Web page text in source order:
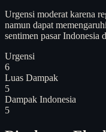
Urgensi moderat karena
namun dapat
sentimen pasar Indonesia
Urgensi
6
Luas Dampak
5
Dampak Indonesia
5